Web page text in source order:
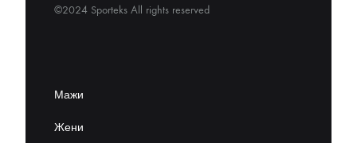
©2024 Sporteks All rights reserved
Мажи
Жени